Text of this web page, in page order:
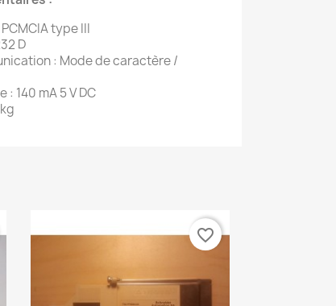
type III
D
: Mode de caractère /
140 mA 5 V DC
favorite_border